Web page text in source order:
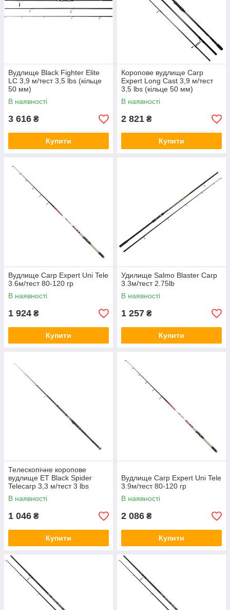
Вудлище Black Fighter Elite
LC 3,9 м/тест 3,5 lbs (кільце
50 мм)
В наявності
3 616 ₴
Купити
Коропове вудлище Carp
Expert Long Cast 3,9 м/тест
3,5 lbs (кільце 50 мм)
В наявності
2 821 ₴
Купити
Вудлище Carp Expert Uni Tele
3.6м/тест 80-120 гр
В наявності
1 924 ₴
Купити
Удилище Salmo Blaster Carp
3.3м/тест 2.75lb
В наявності
1 257 ₴
Купити
Телескопічне коропове
вудлище ET Black Spider
Telecarp 3,3 м/тест 3 lbs
В наявності
1 046 ₴
Купити
Вудлище Carp Expert Uni Tele
3.9м/тест 80-120 гр
В наявності
2 086 ₴
Купити